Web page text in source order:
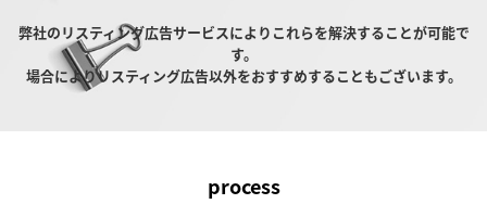
弊社のリスティング広告サービスによりこれらを解決することが可能で
す。
場合によりリスティング広告以外をおすすめすることもございます。
process